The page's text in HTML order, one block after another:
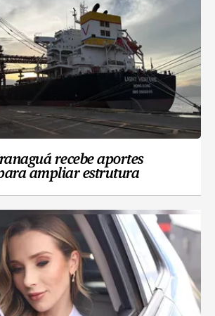
recebe aportes
ampliar estrutura